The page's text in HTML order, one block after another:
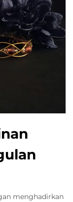
menghadirkan